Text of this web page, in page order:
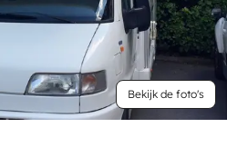
Bekijk de foto's